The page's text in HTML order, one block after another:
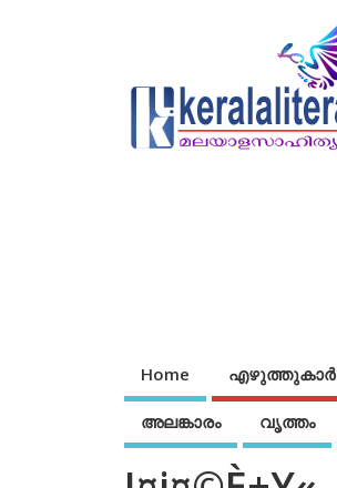
Home എഴുത്തുകാര്‍
അലങ്കാരം വൃത്തം